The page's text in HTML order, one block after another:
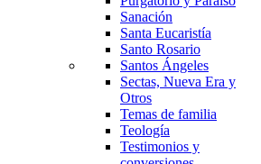
Sanación
Santa Eucaristía
Santo Rosario
Santos Ángeles
Sectas, Nueva Era y
Otros
Temas de familia
Teología
Testimonios y